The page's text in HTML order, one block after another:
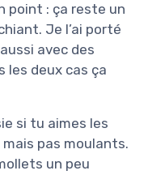
point : ça reste un
Je l’ai porté
avec des
les deux cas ça
si tu aimes les
pas moulants.
un peu